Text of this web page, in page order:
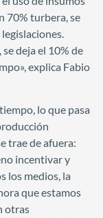
70% turbera, se
deja el 10% de
explica Fabio
lo que pasa
trae de afuera:
incentivar y
los medios, la
que estamos
otras